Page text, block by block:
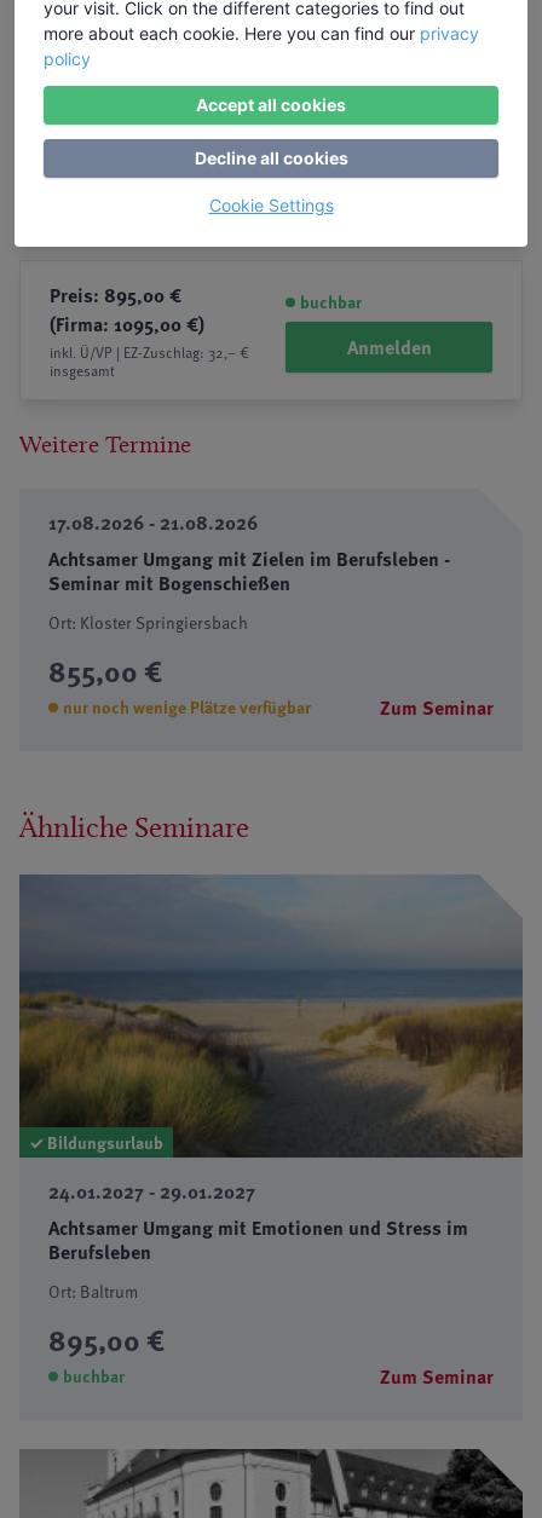
Preis: 895,00 €
(Firma: 1095,00 €)
inkl. Ü/VP | EZ-Zuschlag: 32,– €
insgesamt
buchbar
Anmelden
Weitere Termine
17.08.2026 - 21.08.2026
Achtsamer Umgang mit Zielen im Berufsleben -
Seminar mit Bogenschießen
Ort: Kloster Springiersbach
855,00 €
nur noch wenige Plätze verfügbar Zum Seminar
Ähnliche Seminare
✓ Bildungsurlaub
24.01.2027 - 29.01.2027
Achtsamer Umgang mit Emotionen und Stress im
Berufsleben
Ort: Baltrum
895,00 €
buchbar Zum Seminar
your visit. Click on the different categories to find out
more about each cookie. Here you can find our privacy
policy
Accept all cookies
Decline all cookies
Cookie Settings